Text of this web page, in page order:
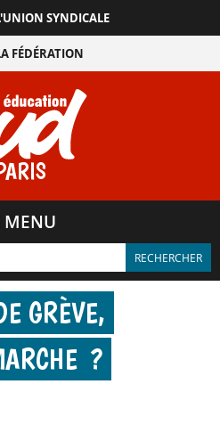
SYNDICALE
FÉDÉRATION
MENU
GRÈVE,
?